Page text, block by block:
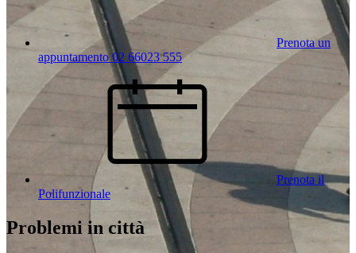
Prenota un
appuntamento 02 66023 555
Prenota il
Polifunzionale
Problemi in città